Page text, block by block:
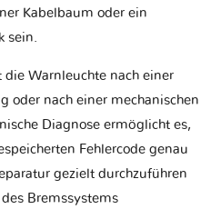
Kabelbaum oder ein
sein.
Warnleuchte nach einer
oder nach einer mechanischen
Diagnose ermöglicht es,
Fehlercode genau
gezielt durchzuführen
Bremssystems